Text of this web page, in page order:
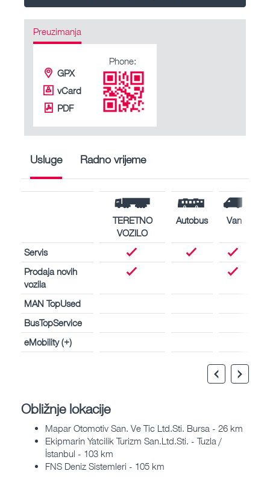
Preuzimanja
GPX
vCard
PDF
Phone:
Usluge Radno vrijeme
TERETNO
VOZILO
Autobus Van
Servis
Prodaja novih
vozila
MAN TopUsed
BusTopService
eMobility (+)
Obližnje lokacije
Mapar Otomotiv San. Ve Tic Ltd.Sti. Bursa - 26 km
Ekipmarin Yatcilik Turizm San.Ltd.Sti. - Tuzla /
İstanbul - 103 km
FNS Deniz Sistemleri - 105 km